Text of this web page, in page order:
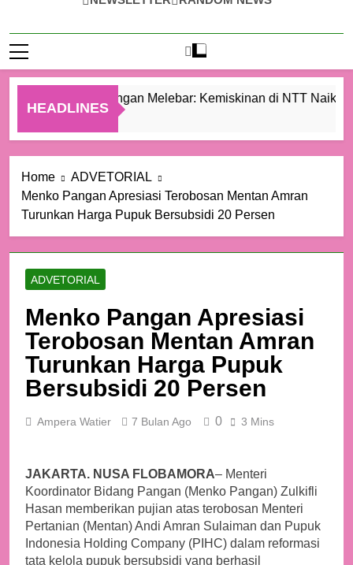
HEADLINES
Ketimpangan Melebar: Kemiskinan di NTT Naik
Home
ADVETORIAL
Menko Pangan Apresiasi Terobosan Mentan Amran
Turunkan Harga Pupuk Bersubsidi 20 Persen
ADVETORIAL
Menko Pangan Apresiasi
Terobosan Mentan Amran
Turunkan Harga Pupuk
Bersubsidi 20 Persen
Ampera Watier 7 Bulan Ago 0 3 Mins
JAKARTA. NUSA FLOBAMORA– Menteri
Koordinator Bidang Pangan (Menko Pangan) Zulkifli
Hasan memberikan pujian atas terobosan Menteri
Pertanian (Mentan) Andi Amran Sulaiman dan Pupuk
Indonesia Holding Company (PIHC) dalam reformasi
tata kelola pupuk bersubsidi yang berhasil